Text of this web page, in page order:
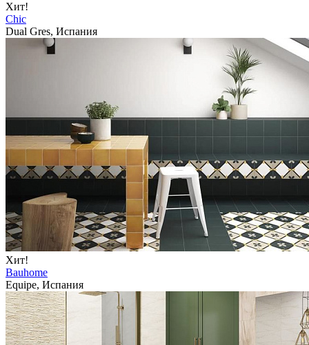
Хит!
Chic
Dual Gres, Испания
Хит!
Bauhome
Equipe, Испания